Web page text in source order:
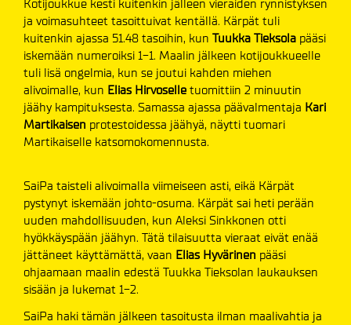
Kotijoukkue kesti kuitenkin jälleen vieraiden rynnistyksen
ja voimasuhteet tasoittuivat kentällä. Kärpät tuli
kuitenkin ajassa 51.48 tasoihin, kun Tuukka Tieksola pääsi
iskemään numeroiksi 1-1. Maalin jälkeen kotijoukkueelle
tuli lisä ongelmia, kun se joutui kahden miehen
alivoimalle, kun Elias Hirvoselle tuomittiin 2 minuutin
jäähy kampituksesta. Samassa ajassa päävalmentaja Kari
Martikaisen protestoidessa jäähyä, näytti tuomari
Martikaiselle katsomokomennusta.
SaiPa taisteli alivoimalla viimeiseen asti, eikä Kärpät
pystynyt iskemään johto-osuma. Kärpät sai heti perään
uuden mahdollisuuden, kun Aleksi Sinkkonen otti
hyökkäyspään jäähyn. Tätä tilaisuutta vieraat eivät enää
jättäneet käyttämättä, vaan Elias Hyvärinen pääsi
ohjaamaan maalin edestä Tuukka Tieksolan laukauksen
sisään ja lukemat 1-2.
SaiPa haki tämän jälkeen tasoitusta ilman maalivahtia ja